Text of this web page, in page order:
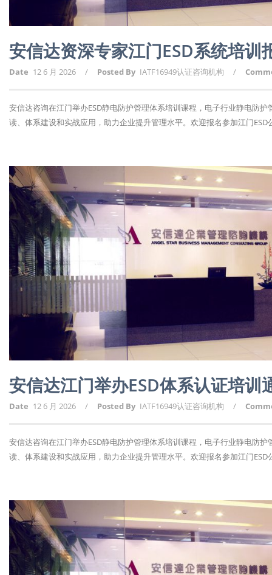
安信达资深专家江门ESD系统培训
Date 12 6 月 2026 / Posted By IATF16949认证咨询机构 /
安信达咨询在江门举办ESD静电防护管理体系培训课程，电子行业静电防
读、体系建设和实战应用，助力企业提升管理水平。欢迎报名参加江门ESD
安信达江门举办ESD体系认证培训
Date 12 6 月 2026 / Posted By IATF16949认证咨询机构 /
安信达咨询在江门举办ESD静电防护管理体系培训课程，电子行业静电防
读、体系建设和实战应用，助力企业提升管理水平。欢迎报名参加江门ESD